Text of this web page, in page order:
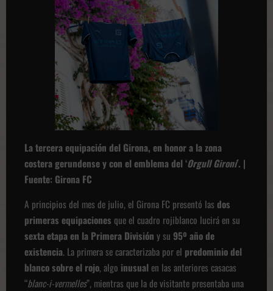
La tercera equipación del Girona, en honor a la zona
costera gerundense y con el emblema del ‘Orgull Gironí’. |
Fuente: Girona FC
A principios del mes de julio, el Girona FC presentó las dos
primeras equipaciones que el cuadro rojiblanco lucirá en su
sexta etapa en la Primera División y su 95º año de
existencia. La primera se caracterizaba por el predominio del
blanco sobre el rojo, algo inusual en las anteriores casacas
“blanc-i-vermelles”, mientras que la de visitante presentaba una